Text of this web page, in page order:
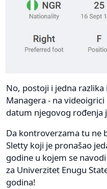
No, postoji i jedna
Managera - na
datum njegovog rođenja
Da kontroverzama tu ne
Sletty koji je pronašao
godine u kojem se
za Univerzitet Enugu
godina!